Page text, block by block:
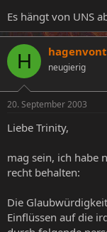
Es hängt von UNS
H neugierig
20. September 2003
Liebe Trinity,
mag sein, ich habe
recht behalten:
Die
Einflüssen auf die